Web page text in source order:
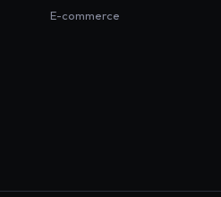
E-commerce